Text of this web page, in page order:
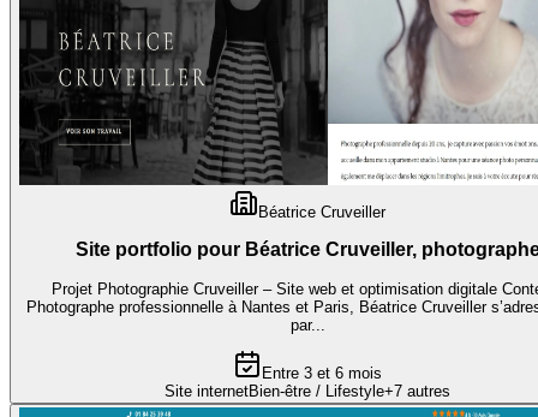
Béatrice Cruveiller
Site portfolio pour Béatrice Cruveiller,
Projet Photographie Cruveiller – Site web et optimisation digitale
Photographe professionnelle à Nantes et Paris, Béatrice Cruveiller
par...
Entre 3 et 6 mois
Site internetBien-être / Lifestyle+7 autres